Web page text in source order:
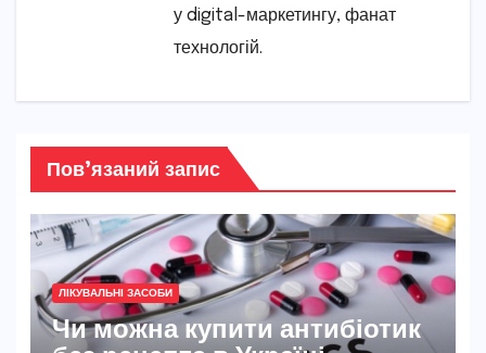
у digital-маркетингу, фанат
технологій.
Пов’язаний запис
ЛІКУВАЛЬНІ ЗАСОБИ
Чи можна купити антибіотик